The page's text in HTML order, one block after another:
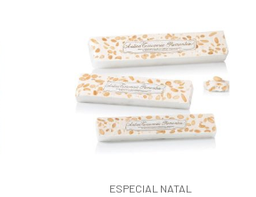
ESPECIAL NATAL